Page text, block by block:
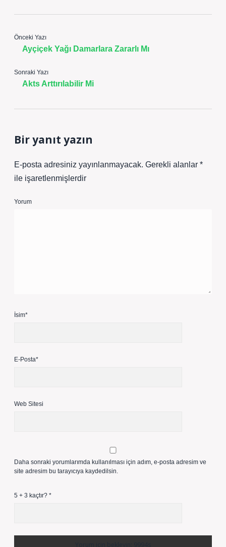
Önceki Yazı
Ayçiçek Yağı Damarlara Zararlı Mı
Sonraki Yazı
Akts Arttırılabilir Mi
Bir yanıt yazın
E-posta adresiniz yayınlanmayacak. Gerekli alanlar *
ile işaretlenmişlerdir
Yorum
İsim*
E-Posta*
Web Sitesi
Daha sonraki yorumlarımda kullanılması için adım, e-posta adresim ve
site adresim bu tarayıcıya kaydedilsin.
5 + 3 kaçtır? *